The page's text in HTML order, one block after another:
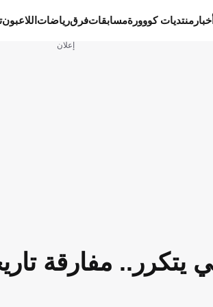
أخبار منتديات كووورةمسابقاتفرقرياضات اللاعبون
إعلان
مفارقة